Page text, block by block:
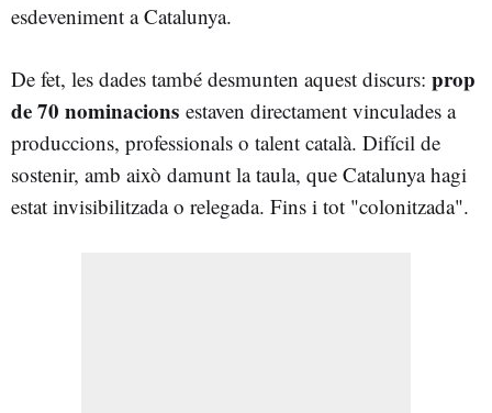
esdeveniment a Catalunya.
De fet, les dades també desmunten aquest discurs: prop
de 70 nominacions estaven directament vinculades a
produccions, professionals o talent català. Difícil de
sostenir, amb això damunt la taula, que Catalunya hagi
estat invisibilitzada o relegada. Fins i tot "colonitzada".